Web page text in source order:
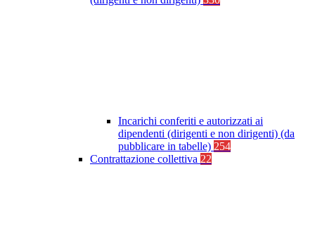
Incarichi conferiti e autorizzati ai
dipendenti (dirigenti e non dirigenti) (da
pubblicare in tabelle) 254
Contrattazione collettiva 22